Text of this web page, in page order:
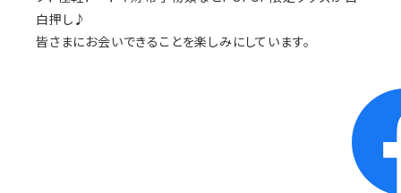
白押し♪
皆さまにお会いできることを楽しみにしています。